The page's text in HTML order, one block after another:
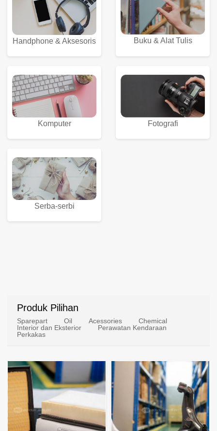
Handphone & Aksesoris Buku & Alat Tulis
Komputer Fotografi
Serba-serbi
Produk Pilihan
Sparepart Oil Acessories
Chemical
Interior dan Eksterior
Perawatan Kendaraan
Perkakas